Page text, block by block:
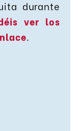
durante
ver los
.